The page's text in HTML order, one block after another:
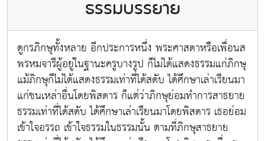
ธรรมบรรยาย
ดูกรภิกษุทั้งหลาย อีกประการหนึ่ง พระศาสดาหรือเพื่อนส
พรหมจารีผู้อยู่ในฐานะครูบางรูป ก็ไม่ได้แสดงธรรมแก่ภิกษุ
แม้ภิกษุก็ไม่ได้แสดงธรรมเท่าที่ได้สดับ ได้ศึกษาเล่าเรียนมา
แก่ชนเหล่าอื่นโดยพิสดาร ก็แต่ว่าภิกษุย่อมทำการสาธยาย
ธรรมเท่าที่ได้สดับ ได้ศึกษาเล่าเรียนมาโดยพิสดาร เธอย่อม
เข้าใจอรรถ เข้าใจธรรมในธรรมนั้น ตามที่ภิกษุสาธยาย